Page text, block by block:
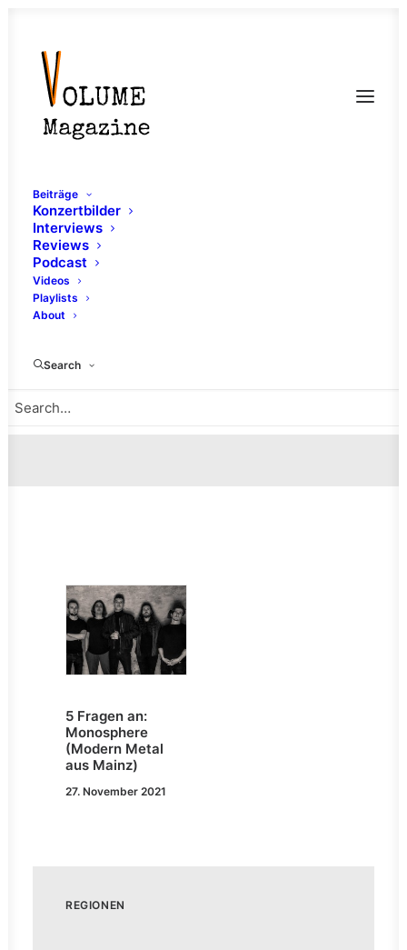
Beiträge
Konzertbilder
Interviews
Reviews
Podcast
Videos
Playlists
About
Search
5 Fragen an:
Monosphere
(Modern Metal
aus Mainz)
27. November 2021
REGIONEN